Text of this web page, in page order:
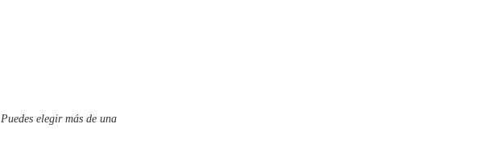
Puedes elegir más de una